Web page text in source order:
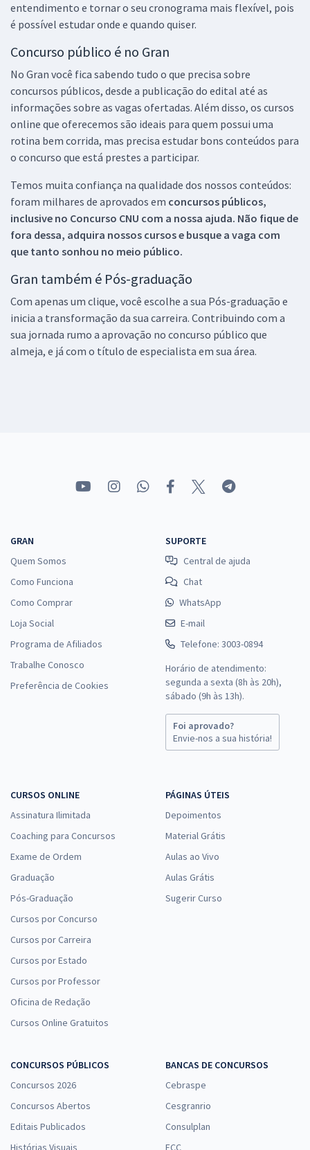
entendimento e tornar o seu cronograma mais flexível, pois
é possível estudar onde e quando quiser.
Concurso público é no Gran
No Gran você fica sabendo tudo o que precisa sobre
concursos públicos, desde a publicação do edital até as
informações sobre as vagas ofertadas. Além disso, os cursos
online que oferecemos são ideais para quem possui uma
rotina bem corrida, mas precisa estudar bons conteúdos para
o concurso que está prestes a participar.
Temos muita confiança na qualidade dos nossos conteúdos:
foram milhares de aprovados em concursos públicos,
inclusive no Concurso CNU com a nossa ajuda. Não fique de
fora dessa, adquira nossos cursos e busque a vaga com
que tanto sonhou no meio público.
Gran também é Pós-graduação
Com apenas um clique, você escolhe a sua Pós-graduação e
inicia a transformação da sua carreira. Contribuindo com a
sua jornada rumo a aprovação no concurso público que
almeja, e já com o título de especialista em sua área.
GRAN
Quem Somos
Como Funciona
Como Comprar
Loja Social
Programa de Afiliados
Trabalhe Conosco
Preferência de Cookies
SUPORTE
Central de ajuda
Chat
WhatsApp
E-mail
Telefone: 3003-0894
Horário de atendimento:
segunda a sexta (8h às 20h),
sábado (9h às 13h).
Foi aprovado?
Envie-nos a sua história!
CURSOS ONLINE
Assinatura Ilimitada
Coaching para Concursos
Exame de Ordem
Graduação
Pós-Graduação
Cursos por Concurso
Cursos por Carreira
Cursos por Estado
Cursos por Professor
Oficina de Redação
Cursos Online Gratuitos
PÁGINAS ÚTEIS
Depoimentos
Material Grátis
Aulas ao Vivo
Aulas Grátis
Sugerir Curso
CONCURSOS PÚBLICOS
Concursos 2026
Concursos Abertos
Editais Publicados
Histórias Visuais
BANCAS DE CONCURSOS
Cebraspe
Cesgranrio
Consulplan
FCC